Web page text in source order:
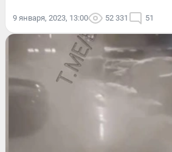
9 января, 2023, 13:00 52 331 51